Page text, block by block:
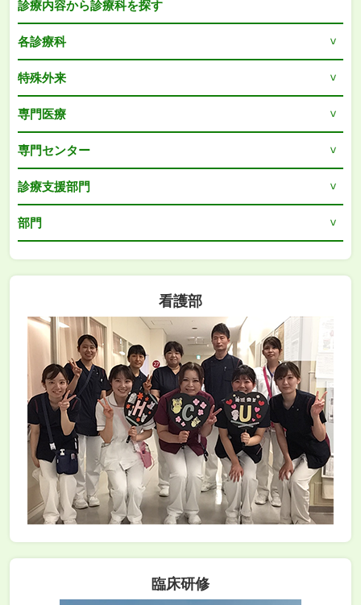
診療内容から診療科を探す
各診療科
特殊外来
専門医療
専門センター
診療支援部門
部門
看護部
臨床研修